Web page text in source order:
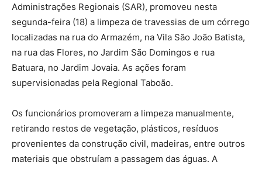
Administrações Regionais (SAR), promoveu nesta
segunda-feira (18) a limpeza de travessias de um córrego
localizadas na rua do Armazém, na Vila São João Batista,
na rua das Flores, no Jardim São Domingos e rua
Batuara, no Jardim Jovaia. As ações foram
supervisionadas pela Regional Taboão.
Os funcionários promoveram a limpeza manualmente,
retirando restos de vegetação, plásticos, resíduos
provenientes da construção civil, madeiras, entre outros
materiais que obstruíam a passagem das águas. A